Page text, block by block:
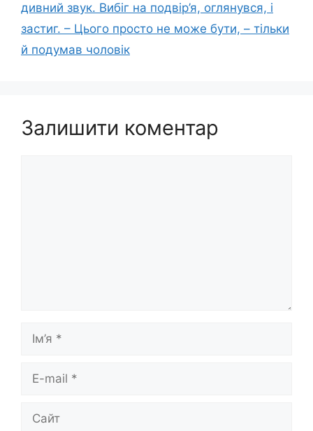
дивний звук. Вибіг на подвір’я, оглянувся, і
застиг. – Цього просто не може бути, – тільки
й подумав чоловік
Залишити коментар
Ім’я
Сайт